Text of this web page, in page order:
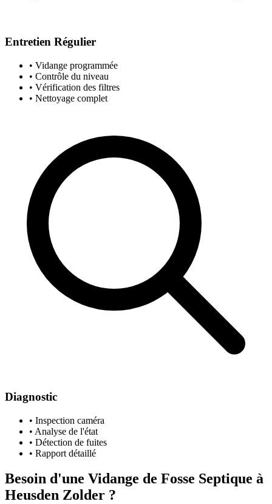
Entretien Régulier
• Vidange programmée
• Contrôle du niveau
• Vérification des filtres
• Nettoyage complet
Diagnostic
• Inspection caméra
• Analyse de l'état
• Détection de fuites
• Rapport détaillé
Besoin d'une Vidange de Fosse Septique à
Heusden Zolder ?